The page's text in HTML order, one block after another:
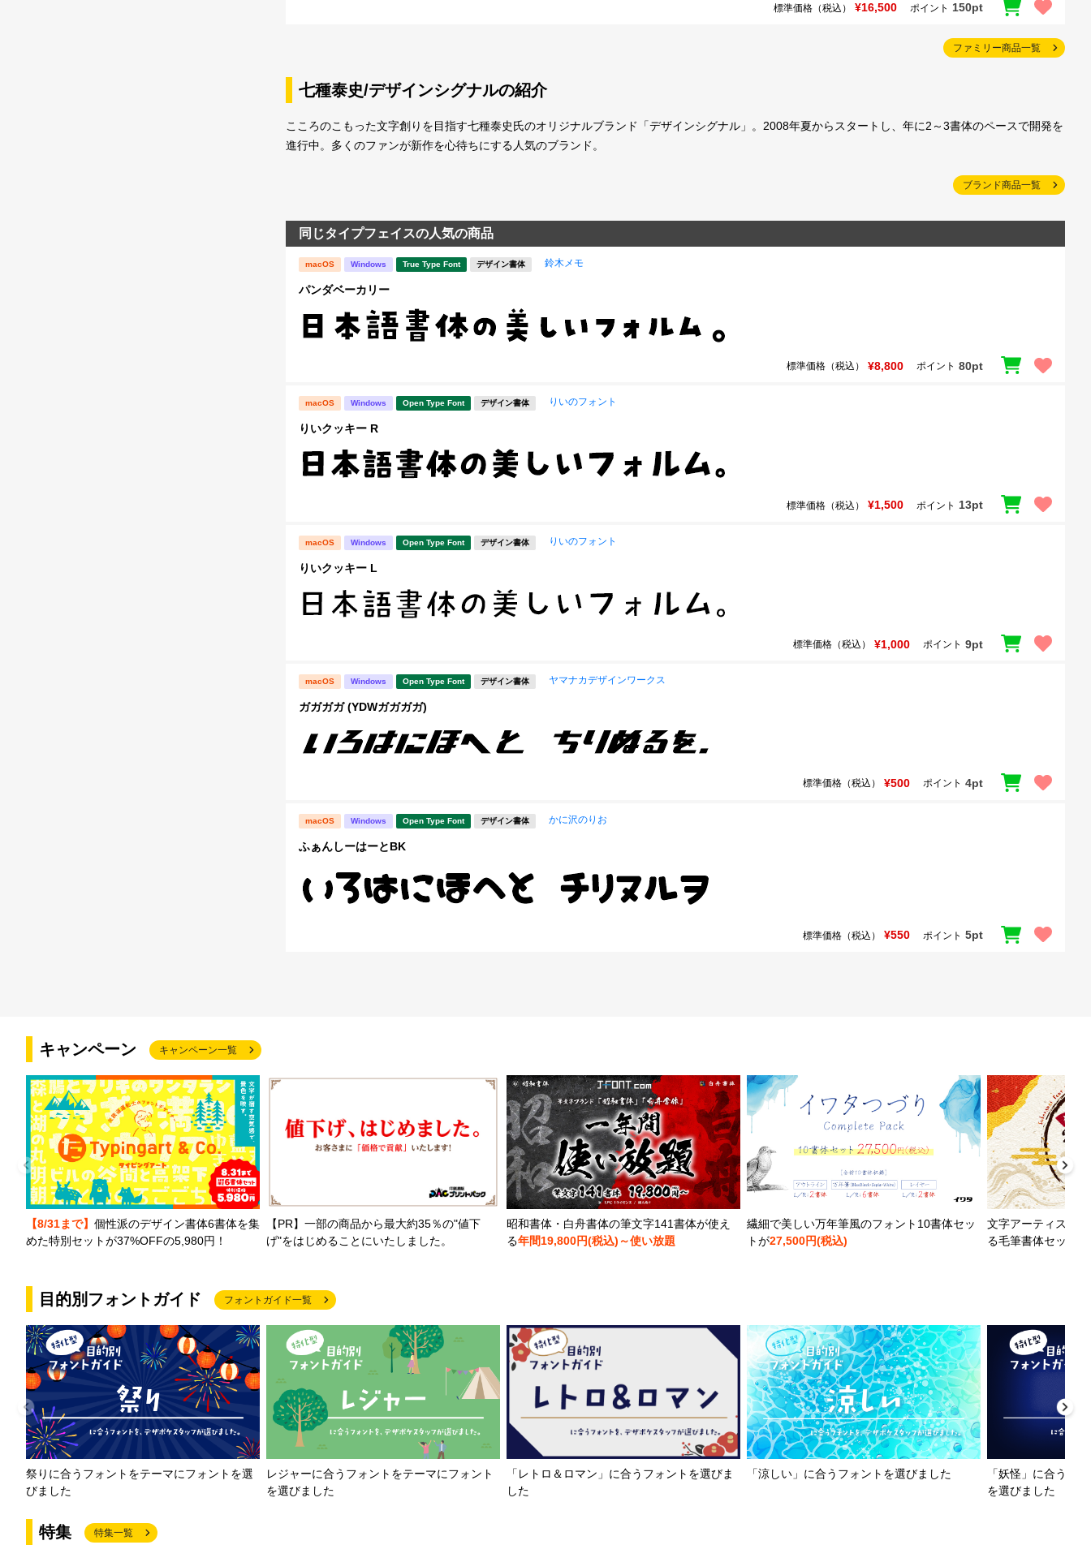
標準価格（税込） ¥16,500 ポイント 150pt
ファミリー商品一覧
七種泰史/デザインシグナルの紹介
こころのこもった文字創りを目指す七種泰史氏のオリジナルブランド「デザインシグナル」。2008年夏からスタートし、年に2～3書体のペースで開発を
進行中。多くのファンが新作を心待ちにする人気のブランド。
ブランド商品一覧
同じタイプフェイスの人気の商品
macOS Windows True Type Font デザイン書体 鈴木メモ
パンダベーカリー
標準価格（税込） ¥8,800 ポイント 80pt
macOS Windows Open Type Font デザイン書体 りいのフォント
りいクッキー R
標準価格（税込） ¥1,500 ポイント 13pt
macOS Windows Open Type Font デザイン書体 りいのフォント
りいクッキー L
標準価格（税込） ¥1,000 ポイント 9pt
macOS Windows Open Type Font デザイン書体 ヤマナカデザインワークス
ガガガガ (YDWガガガガ)
標準価格（税込） ¥500 ポイント 4pt
macOS Windows Open Type Font デザイン書体 かに沢のりお
ふぁんしーはーとBK
標準価格（税込） ¥550 ポイント 5pt
キャンペーン キャンペーン一覧
【8/31まで】 個性派のデザイン書体6書体を集
めた特別セットが37%OFFの5,980円！
【PR】一部の商品から最大約35％の"値下
げ"をはじめることにいたしました。
昭和書体・白舟書体の筆文字141書体が使え
る年間19,800円(税込)～使い放題
繊細で美しい万年筆風のフォント10書体セッ
トが27,500円(税込)
文字アーティスト
る毛筆書体セットが
目的別フォントガイド フォントガイド一覧
祭りに合うフォントをテーマにフォントを選
びました
レジャーに合うフォントをテーマにフォント
を選びました
「レトロ＆ロマン」に合うフォントを選びま
した
「涼しい」に合うフォントを選びました
「妖怪」に合うフ
を選びました
特集 特集一覧